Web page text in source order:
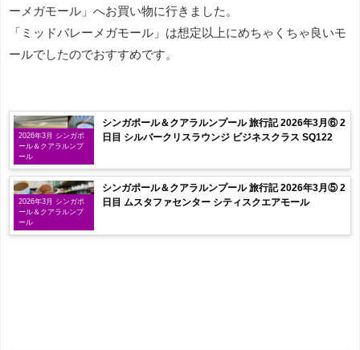
ーメガモール」へお買い物に行きました。
「ミッドバレーメガモール」は想定以上にめちゃくちゃ良いモ
ールでしたのでおすすめです。
2026年3月 シンガポ
ール＆クアラルンプ
ール
シンガポール＆クアラルンプール 旅行記 2026年3月⑥ 2
日目 シルバークリスラウンジ ビジネスクラス SQ122
2026年3月 シンガポ
ール＆クアラルンプ
ール
シンガポール＆クアラルンプール 旅行記 2026年3月⑤ 2
日目 ムスタファセンター シティスクエアモール